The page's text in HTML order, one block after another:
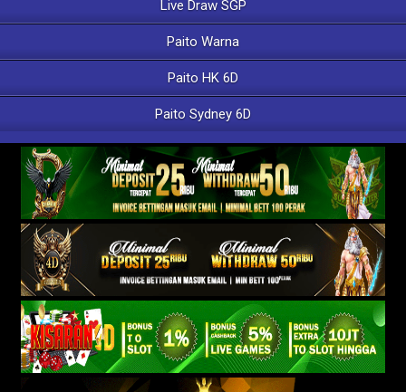
Live Draw SGP
Paito Warna
Paito HK 6D
Paito Sydney 6D